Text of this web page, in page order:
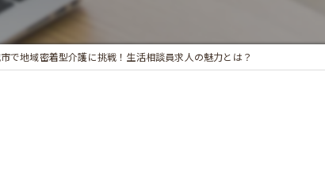
で地域密着型介護に挑戦！生活相談員求人の魅力とは？